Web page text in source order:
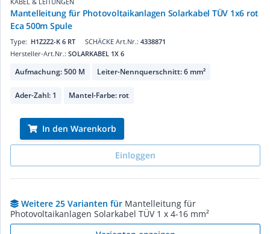
Mantelleitung für Photovoltaikanlagen Solarkabel TÜV 1x6 rot
Eca 500m Spule
SCHÄCKE Art.Nr.: 4338871
Type: H1Z2Z2-K 6 RT
Hersteller-Art.Nr.: SOLARKABEL 1X 6
Aufmachung: 500 M Leiter-Nennquerschnitt: 6 mm²
Ader-Zahl: 1 Mantel-Farbe: rot
In den Warenkorb
Einloggen
Weitere 25 Varianten für Mantelleitung für
Photovoltaikanlagen Solarkabel TÜV 1 x 4-16 mm²